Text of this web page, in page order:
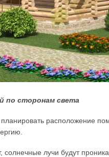
по сторонам света
расположение
лучи будут